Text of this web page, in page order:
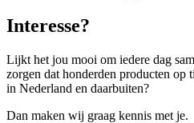
Interesse?
Lijkt het jou mooi om iedere dag
zorgen dat honderden producten op
in Nederland en daarbuiten?
Dan maken wij graag kennis met je.